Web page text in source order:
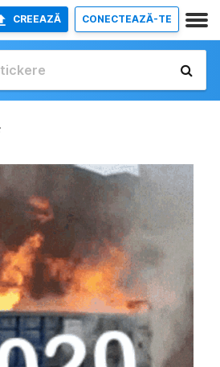
CREEAZĂ CONECTEAZĂ-TE